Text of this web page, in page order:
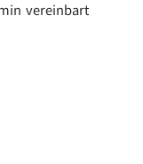
vereinbart